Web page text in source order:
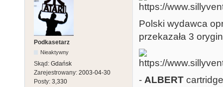
Podkasetarz
Nieaktywny
Skąd: Gdańsk
Zarejestrowany: 2003-04-30
Posty: 3,330
Polski wydawca
przekazała 3
- ALBERT